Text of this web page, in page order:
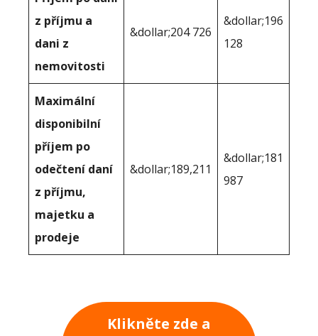
z příjmu a
dani z
nemovitosti
&dollar;204 726
&dollar;196
128
Maximální
disponibilní
příjem po
odečtení daní
z příjmu,
majetku a
prodeje
&dollar;189,211
&dollar;181
987
Klikněte zde a